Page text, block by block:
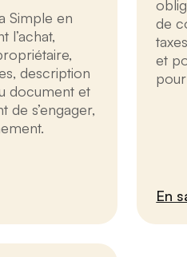
Simple en
l’achat,
description
document et
de s’engager,
de
et
En